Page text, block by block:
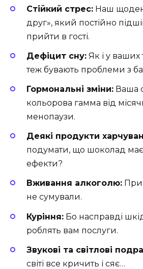
Стійкий стрес: Наш
друг», який постійно
прийти в гості.
Дефіцит сну: Як і у ваших
теж бувають проблеми з
Гормональні зміни: Ваша
кольорова гамма від
менопаузи.
Деякі продукти
подумати, що шоколад має
ефекти?
Вживання алкоголю:
не сумували.
Куріння: Бо насправді
роблять вам послуги.
Звукові та світлові
світі все кричить і сяє…